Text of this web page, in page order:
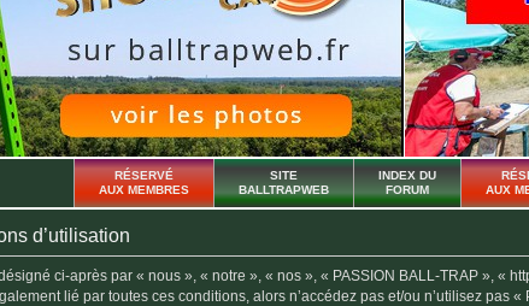
RÉSERVÉ
AUX MEMBRES
SITE
BALLTRAPWEB
INDEX DU
FORUM
AUX
d’utilisation
ci-après par « nous », « notre », « nos », « PASSION BALL-TRAP », «
lié par toutes ces conditions, alors n’accédez pas et/ou n’utilisez pas